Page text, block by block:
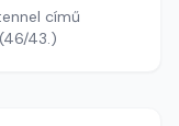
című
43.)